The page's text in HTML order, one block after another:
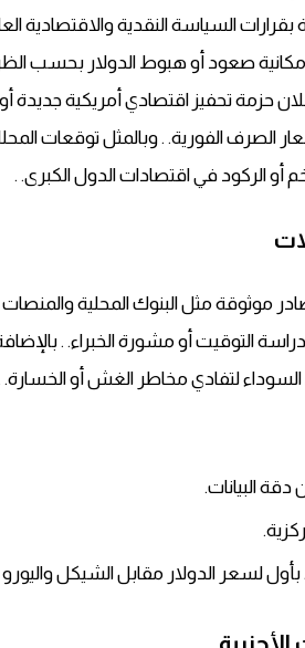
السياسة النقدية والاقتصادية
إمكانية صعود أو هبوط الدولار بحسب
حزمة تحفيز اقتصادي أمريكية جديدة
الصرف الفورية. . وبالمثل توقعات
أو الركود في اقتصادات الدول الكبرى. .
مثل البنوك المحلية والمنصات
دراسة التوقيت أو مشورة الخبراء. .
لتفادي مخاطر الغش أو الخسارة.
البيانات.
بأول لسعر الدولار مقابل الشيكل